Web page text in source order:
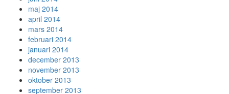
maj 2014
april 2014
mars 2014
februari 2014
januari 2014
december 2013
november 2013
oktober 2013
september 2013